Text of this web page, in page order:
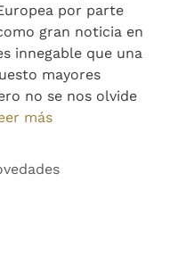
por parte
gran noticia en
innegable que una
mayores
no se nos olvide
más